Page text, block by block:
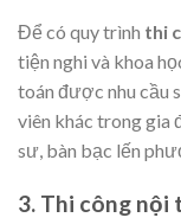
Để có quy trình thi
tiện nghi và khoa
toán được nhu cầu
viên khác trong gia
sư, bàn bạc lến
3. Thi công nội